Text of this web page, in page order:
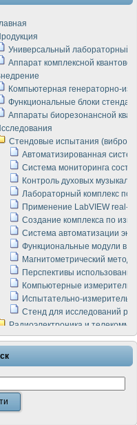
Универсальный лабораторный
Аппарат комплексной
Компьютерная генераторно-
Функциональные блоки стенда
Аппараты биорезонансной
Стендовые испытания
Автоматизированная
Система мониторинга
Контроль духовых
Лабораторный комплекс по
Применение LabVIEW real-
Создание комплекса по
Система автоматизации
Функциональные модули в
Магнитометрический метод
Перспективы
Компьютерные
Испытательно-
Стенд для исследований
Радиоэлектроника и
LabVIEW в расчетах
Аппаратно-программный
Виртуальный
Измерение шумовых
Измерительный
Инструменты для
Инструменты для